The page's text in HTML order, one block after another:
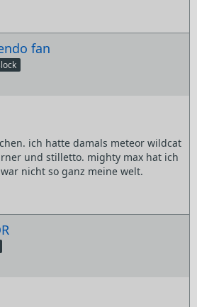
fan
ich hatte damals meteor wildcat
und stilletto. mighty max hat ich
nicht so ganz meine welt.